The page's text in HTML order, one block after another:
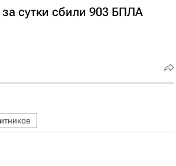
сутки сбили 903 БПЛА